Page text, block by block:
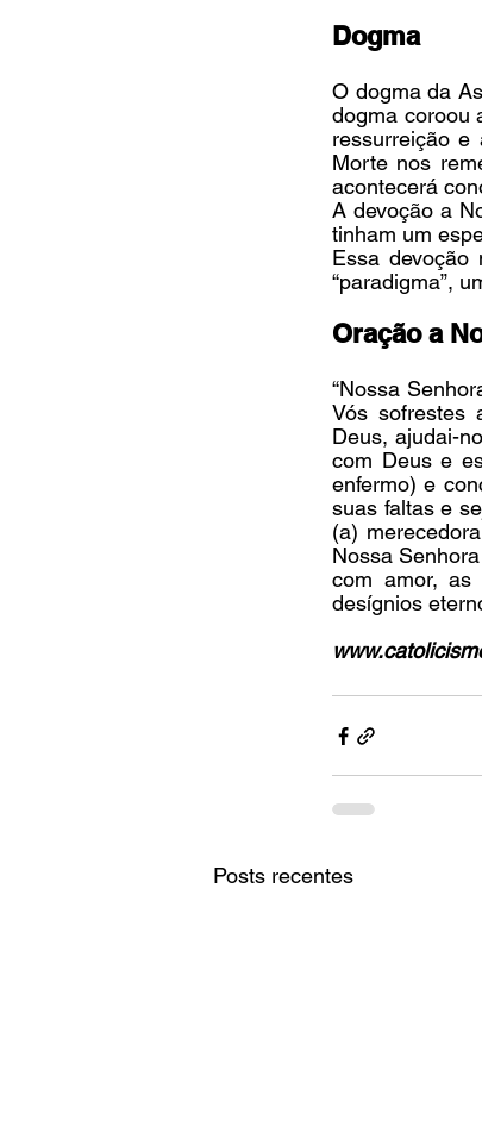
Dogma
O dogma da
dogma coroou
ressurreição e
Morte nos
acontecerá
A devoção a
tinham um
Essa
“paradigma”,
Oração a
“Nossa
Vós sofrestes
Deus, ajudai-
com Deus e
enfermo) e
suas faltas e
(a)
Nossa
com amor, as
desígnios
Posts recentes